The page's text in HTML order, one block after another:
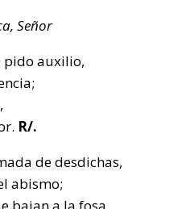
Señor
pido auxilio,
R/.
de desdichas,
abismo;